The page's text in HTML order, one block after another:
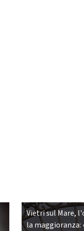
Vietri sul Mare,
la maggioranza: